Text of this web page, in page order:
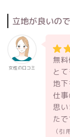
立地が良いの
女性の口コミ
無
と
地
仕
思
たで
（引